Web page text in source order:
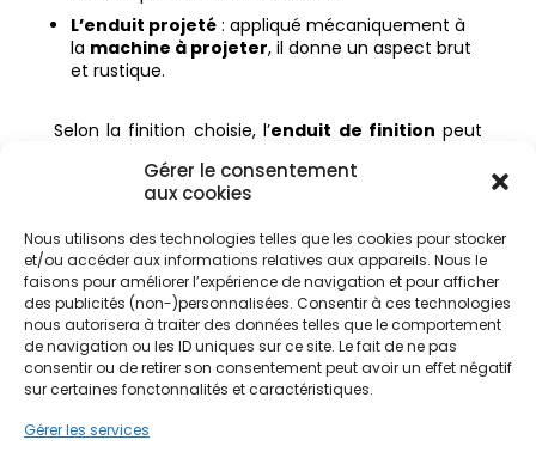
Gérer le consentement
aux cookies
Nous utilisons des technologies telles que les cookies pour stocker
et/ou accéder aux informations relatives aux appareils. Nous le
faisons pour améliorer l’expérience de navigation et pour afficher
des publicités (non-)personnalisées. Consentir à ces technologies
nous autorisera à traiter des données telles que le comportement
de navigation ou les ID uniques sur ce site. Le fait de ne pas
consentir ou de retirer son consentement peut avoir un effet négatif
sur certaines fonctonnalités et caractéristiques.
Gérer les services
L’enduit projeté: appliqué mécaniquement à
la machine à projeter, il donne un aspect brut
et rustique.
Selon la finition choisie, l’enduit de finition peut
renforcer la protectioncontre les intempéries
améliorer l’adhérence.
Préservation du
Patrimoine : que choisir
comme finition pour mon
enduit ?
Lapose d’un enduit